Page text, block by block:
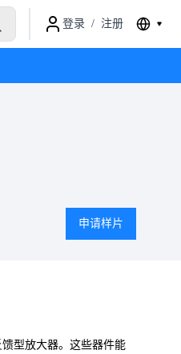
登录 / 注册
申请样片
馈型放大器。这些器件能